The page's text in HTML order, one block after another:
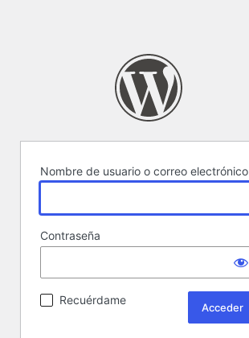
Nombre de usuario o correo electrónico
Contraseña
Recuérdame